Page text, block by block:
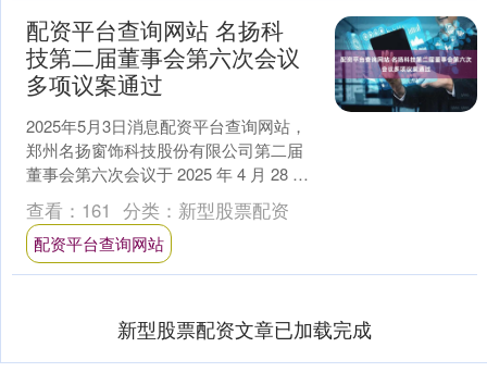
配资平台查询网站 名扬科
技第二届董事会第六次会议
多项议案通过
2025年5月3日消息配资平台查询网站，
郑州名扬窗饰科技股份有限公司第二届
董事会第六次会议于 2025 年 4 月 28 日
以现场及视频会议方式在公司一楼会议
室....
查看： 161 分类： 新型股票配资
配资平台查询网站
新型股票配资文章已加载完成